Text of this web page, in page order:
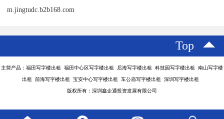
m.jingtudc.b2b168.com
Top
主营产品：福田写字楼出租 福田中心区写字楼出租 后海写字楼出租 科技园写字楼出租 南山写字楼
出租 前海写字楼出租 宝安中心写字楼出租 车公庙写字楼出租 深圳写字楼出租
版权所有：深圳鑫企通投资发展有限公司